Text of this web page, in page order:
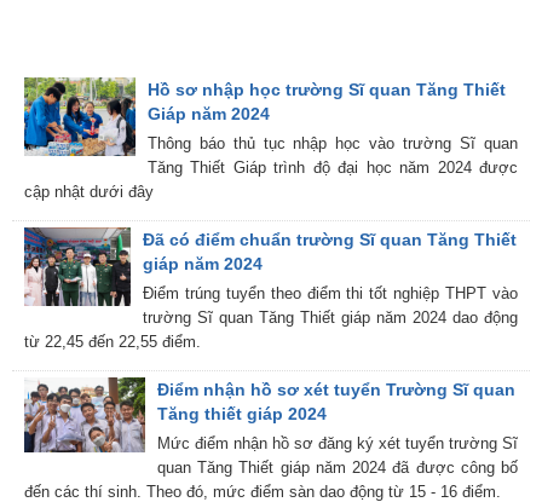
Hồ sơ nhập học trường Sĩ quan Tăng Thiết
Giáp năm 2024
Thông báo thủ tục nhập học vào trường Sĩ quan
Tăng Thiết Giáp trình độ đại học năm 2024 được
cập nhật dưới đây
Đã có điểm chuẩn trường Sĩ quan Tăng Thiết
giáp năm 2024
Điểm trúng tuyển theo điểm thi tốt nghiệp THPT vào
trường Sĩ quan Tăng Thiết giáp năm 2024 dao động
từ 22,45 đến 22,55 điểm.
Điểm nhận hồ sơ xét tuyển Trường Sĩ quan
Tăng thiết giáp 2024
Mức điểm nhận hồ sơ đăng ký xét tuyển trường Sĩ
quan Tăng Thiết giáp năm 2024 đã được công bố
đến các thí sinh. Theo đó, mức điểm sàn dao động từ 15 - 16 điểm.